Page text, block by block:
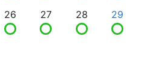
26 27 28 29